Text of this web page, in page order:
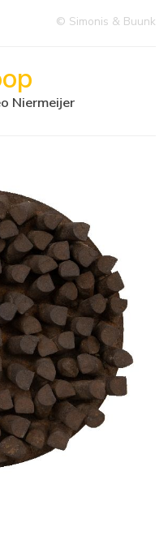
© Simonis & Buunk
Niermeijer